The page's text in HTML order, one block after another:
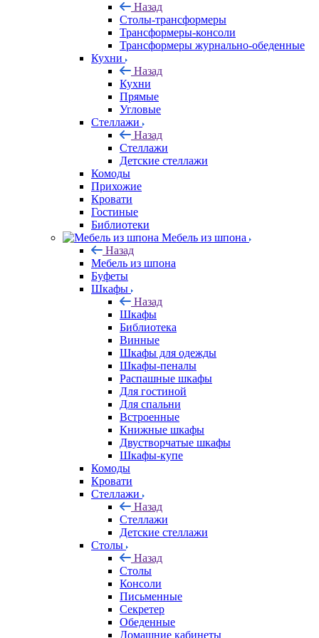
Назад
Столы-трансформеры
Трансформеры-консоли
Трансформеры журнально-обеденные
Кухни
Назад
Кухни
Прямые
Угловые
Стеллажи
Назад
Стеллажи
Детские стеллажи
Комоды
Прихожие
Кровати
Гостиные
Библиотеки
Мебель из шпона
Назад
Мебель из шпона
Буфеты
Шкафы
Назад
Шкафы
Библиотека
Винные
Шкафы для одежды
Шкафы-пеналы
Распашные шкафы
Для гостиной
Для спальни
Встроенные
Книжные шкафы
Двустворчатые шкафы
Шкафы-купе
Комоды
Кровати
Стеллажи
Назад
Стеллажи
Детские стеллажи
Столы
Назад
Столы
Консоли
Письменные
Секретер
Обеденные
Домашние кабинеты